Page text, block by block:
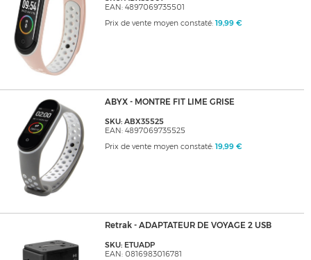
EAN: 4897069735501
Prix de vente moyen constaté: 19,99 €
ABYX - MONTRE FIT LIME GRISE
SKU: ABX35525
EAN: 4897069735525
Prix de vente moyen constaté: 19,99 €
Retrak - ADAPTATEUR DE VOYAGE 2 USB
SKU: ETUADP
EAN: 0816983016781